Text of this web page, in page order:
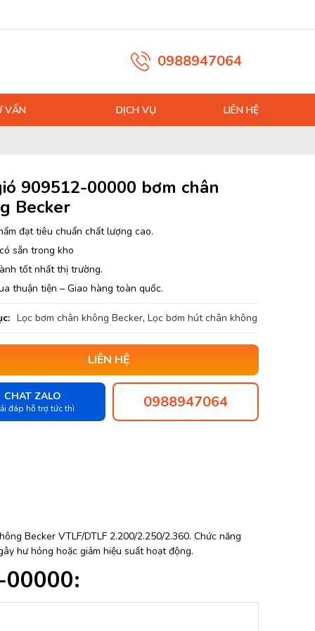
0988947064
VẤN DỊCH VỤ LIÊN HỆ
909512-00000 bơm chân
Becker
đạt tiêu chuẩn chất lượng cao.
sẵn trong kho
tốt nhất thị trường.
thuận tiện – Giao hàng toàn quốc.
Lọc bơm chân không Becker, Lọc bơm hút chân không
LIÊN HỆ
CHAT ZALO
đáp hỗ trợ tức thì 0988947064
Becker VTLF/DTLF 2.200/2.250/2.360. Chức năng
hư hỏng hoặc giảm hiệu suất hoạt động.